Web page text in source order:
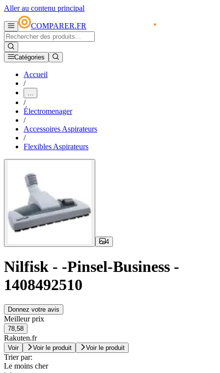
Aller au contenu principal
COMPARER.FR
Catégories
Accueil
/
...
/
Électromenager
/
Accessoires Aspirateurs
/
Flexibles Aspirateurs
4
Nilfisk - -Pinsel-Business -
1408492510
Donnez votre avis
Meilleur prix
78,58
Rakuten.fr
Voir Voir le produit Voir le produit
Trier par:
Le moins cher